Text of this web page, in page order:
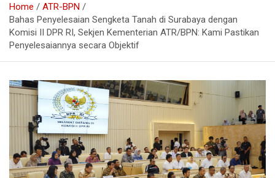
Home
ATR-BPN
Bahas Penyelesaian Sengketa Tanah di Surabaya dengan
Komisi II DPR RI, Sekjen Kementerian ATR/BPN: Kami Pastikan
Penyelesaiannya secara Objektif